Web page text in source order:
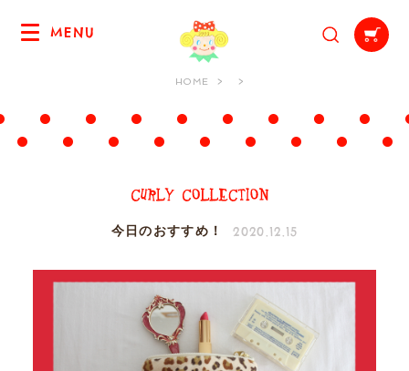
MENU
HOME
今日のおすすめ！ 2020.12.15